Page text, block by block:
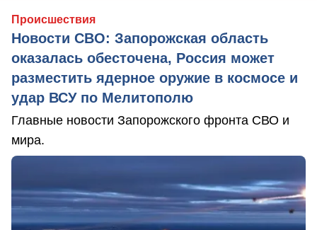
Происшествия
Новости СВО: Запорожская область
оказалась обесточена, Россия может
разместить ядерное оружие в космосе и
удар ВСУ по Мелитополю
Главные новости Запорожского фронта СВО и
мира.